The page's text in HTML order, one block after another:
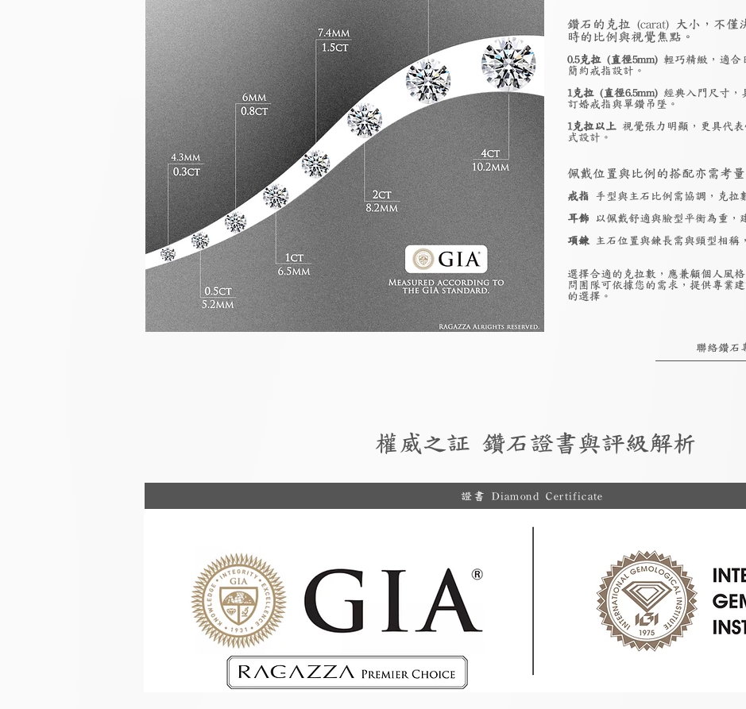
鑽石的克拉 (carat) 大小，不僅
時的比例與視覺焦點。
0.5克拉 (直徑5mm) 輕巧精緻，適合
簡約戒指設計。
1克拉 (直徑6.5mm) 經典入門尺寸，
訂婚戒指與單鑽吊墜。
1克拉以上 視覺張力明顯，更具代
式設計。
佩戴位置與比例的搭配亦需考量
戒指 手型與主石比例需協調，克拉
耳飾 以佩戴舒適與臉型平衡為重，
項鍊 主石位置與鍊長需與頸型相稱
選擇合適的克拉數，應兼顧個人風
問團隊可依據您的需求，提供專業
的選擇。
聯絡鑽石
權威之証 鑽石證書與評級解析
證書 Diamond Certificate